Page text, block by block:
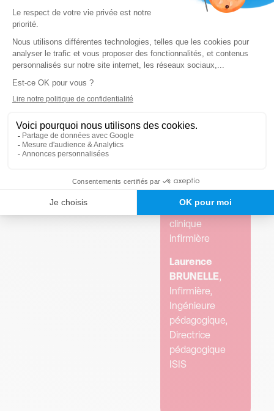
Quelles
l’exercice libéral
quotidien ?
professionnelle ?
Voir le replay
VASSEUR,
Infirmier,
Formateur,
Provence
Formatrice,
spécialiste
clinique
infirmière
Laurence
BRUNELLE,
Infirmière,
Ingénieure
pédagogique,
Directrice
pédagogique
ISIS